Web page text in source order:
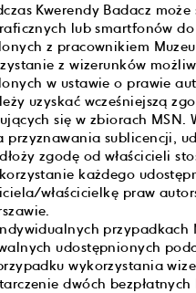
Kwerendy Badacz
lub smartfonów
z pracownikiem
z wizerunków
w ustawie o prawie
uzyskać wcześniejszą
się w zbiorach
przyznawania sublicencji,
zgodę od właścicieli
każdego
właścicielkę praw
udostępnionych
wykorzystania
dwóch